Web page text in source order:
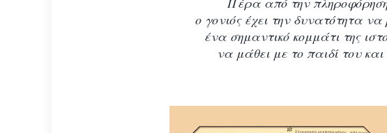
ο γονιός έχει την δυνατότητα να
ένα σημαντικό κομμάτι της
να μάθει με το παιδί του και